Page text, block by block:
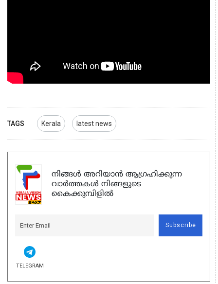
TAGS Kerala latest news
നിങ്ങൾ അറിയാൻ ആഗ്രഹിക്കുന്ന
വാർത്തകൾ നിങ്ങളുടെ
കൈക്കുമ്പിളിൽ
Subscribe
TELEGRAM